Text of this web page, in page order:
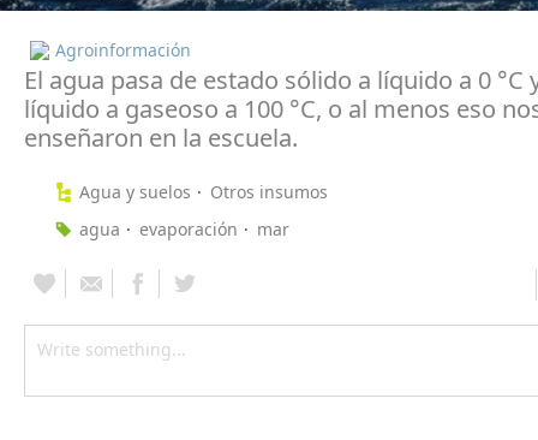
Agroinformación
El agua pasa de estado sólido a líquido a 0 °C
líquido a gaseoso a 100 °C, o al menos eso
enseñaron en la escuela.
Agua y suelos
Otros insumos
agua
evaporación mar